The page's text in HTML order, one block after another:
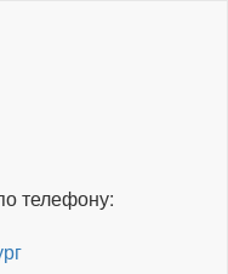
телефону: